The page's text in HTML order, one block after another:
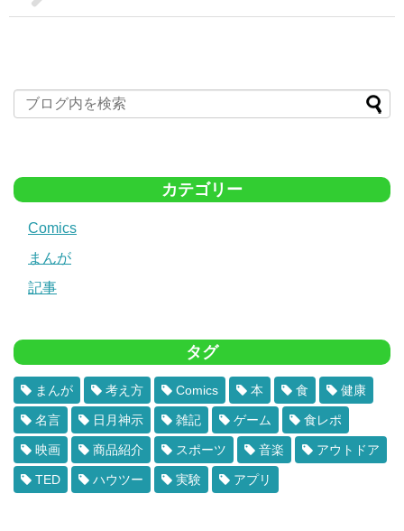
カテゴリー
Comics
まんが
記事
タグ
まんが 考え方 Comics 本 食 健康
名言 日月神示 雑記 ゲーム 食レポ
映画 商品紹介 スポーツ 音楽 アウトドア
TED ハウツー 実験 アプリ